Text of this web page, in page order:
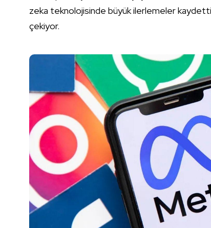
zeka teknolojisinde büyük ilerlemeler
çekiyor.